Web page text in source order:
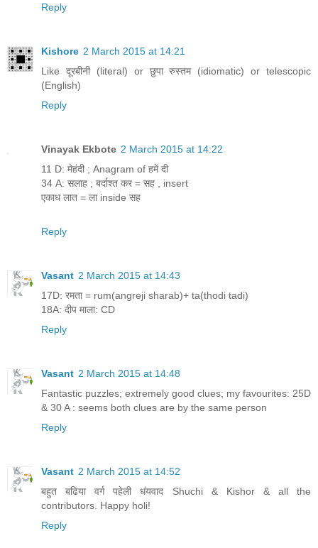
Reply
Kishore 2 March 2015 at 14:21
Like दूरबीनी (literal) or छुपा रुस्तम (idiomatic) or telescopic
(English)
Reply
Vinayak Ekbote 2 March 2015 at 14:22
11 D: मेहंदी ; Anagram of हमें दी
34 A: सलाह ; बर्दाश्त कर = सह , insert
एकाध लात = ला inside सह
Reply
Vasant 2 March 2015 at 14:43
17D: रमता = rum(angreji sharab)+ ta(thodi tadi)
18A: दीप माला: CD
Reply
Vasant 2 March 2015 at 14:48
Fantastic puzzles; extremely good clues; my favourites: 25D
& 30 A : seems both clues are by the same person
Reply
Vasant 2 March 2015 at 14:52
बहुत बढिया वर्ग पहेली धंयवाद Shuchi & Kishor & all the
contributors. Happy holi!
Reply